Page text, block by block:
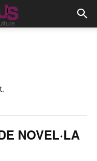
NOVEL·LA